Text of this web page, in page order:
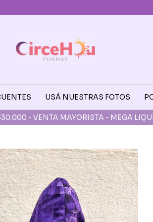
AV. AVELLANEDA (FLORES) DE L A V
USÁ NUESTRAS FOTOS